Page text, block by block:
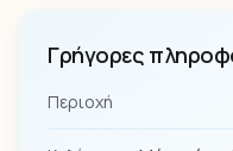
Γρήγορες
Περιοχή